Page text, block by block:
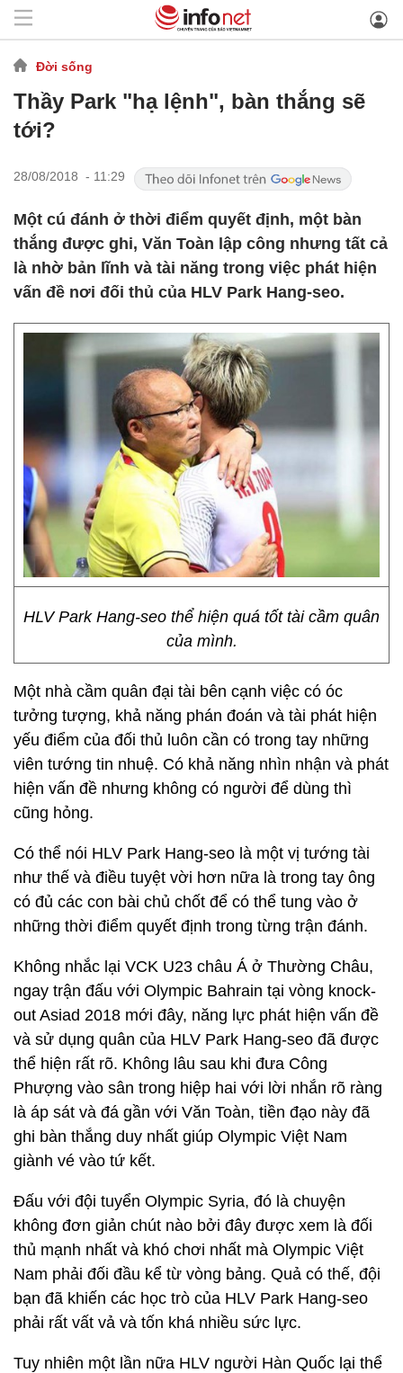
Đời sống
Thầy Park "hạ lệnh", bàn thắng sẽ
tới?
28/08/2018 - 11:29
Một cú đánh ở thời điểm quyết định, một bàn
thắng được ghi, Văn Toàn lập công nhưng tất cả
là nhờ bản lĩnh và tài năng trong việc phát hiện
vấn đề nơi đối thủ của HLV Park Hang-seo.
HLV Park Hang-seo thể hiện quá tốt tài cầm quân
của mình.
Một nhà cầm quân đại tài bên cạnh việc có óc
tưởng tượng, khả năng phán đoán và tài phát hiện
yếu điểm của đối thủ luôn cần có trong tay những
viên tướng tin nhuệ. Có khả năng nhìn nhận và phát
hiện vấn đề nhưng không có người để dùng thì
cũng hỏng.
Có thể nói HLV Park Hang-seo là một vị tướng tài
như thế và điều tuyệt vời hơn nữa là trong tay ông
có đủ các con bài chủ chốt để có thể tung vào ở
những thời điểm quyết định trong từng trận đánh.
Không nhắc lại VCK U23 châu Á ở Thường Châu,
ngay trận đấu với Olympic Bahrain tại vòng knock-
out Asiad 2018 mới đây, năng lực phát hiện vấn đề
và sử dụng quân của HLV Park Hang-seo đã được
thể hiện rất rõ. Không lâu sau khi đưa Công
Phượng vào sân trong hiệp hai với lời nhắn rõ ràng
là áp sát và đá gần với Văn Toàn, tiền đạo này đã
ghi bàn thắng duy nhất giúp Olympic Việt Nam
giành vé vào tứ kết.
Đấu với đội tuyển Olympic Syria, đó là chuyện
không đơn giản chút nào bởi đây được xem là đối
thủ mạnh nhất và khó chơi nhất mà Olympic Việt
Nam phải đối đầu kể từ vòng bảng. Quả có thế, đội
bạn đã khiến các học trò của HLV Park Hang-seo
phải rất vất vả và tốn khá nhiều sức lực.
Tuy nhiên một lần nữa HLV người Hàn Quốc lại thể